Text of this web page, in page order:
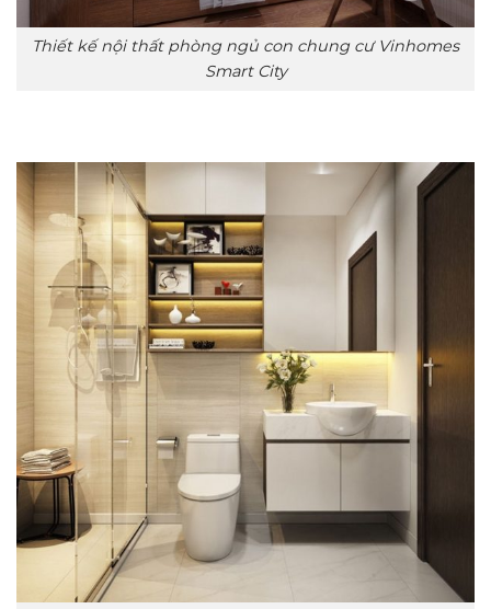
Thiết kế nội thất phòng ngủ con chung cư Vinhomes
Smart City